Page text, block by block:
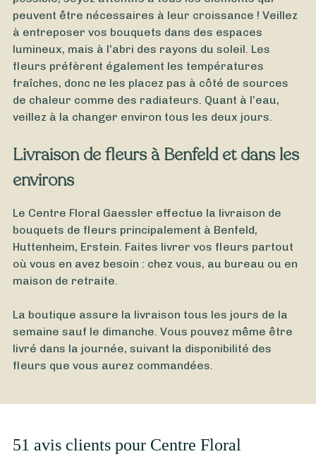
À partir de € - Personnaliser
Bouquet Fête des Grands-Pères
peuvent être nécessaires à leur croissance ! Veillez
à entreposer vos bouquets dans des espaces
lumineux, mais à l’abri des rayons du soleil. Les
fleurs préfèrent également les températures
fraîches, donc ne les placez pas à côté de sources
de chaleur comme des radiateurs. Quant à l’eau,
veillez à la changer environ tous les deux jours.
Livraison de fleurs à Benfeld et dans les
environs
Le Centre Floral Gaessler effectue la livraison de
bouquets de fleurs principalement à Benfeld,
Huttenheim, Erstein. Faites livrer vos fleurs partout
où vous en avez besoin : chez vous, au bureau ou en
maison de retraite.
La boutique assure la livraison tous les jours de la
semaine sauf le dimanche. Vous pouvez même être
livré dans la journée, suivant la disponibilité des
fleurs que vous aurez commandées.
51 avis clients pour Centre Floral